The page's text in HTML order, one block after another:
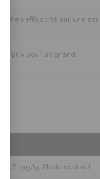
en efficacité sur une eau
prix pour un grand
2,5 mg/g, 2h de contact